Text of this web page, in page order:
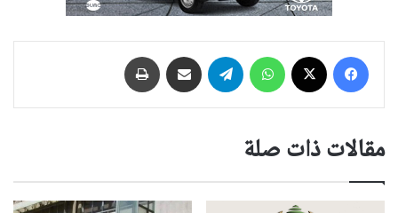
فيسبوك واتساب تيلقرام مشاركة عبر البريد
مقالات ذات صلة